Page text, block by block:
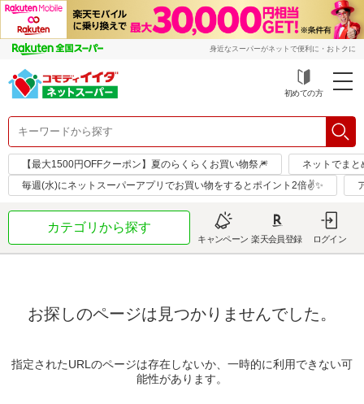
身近なスーパーがネットで便利に・おトクに
初めての方
【最大1500円OFFクーポン】夏のらくらくお買い物祭🎆
ネットでまと
毎週(水)にネットスーパーアプリでお買い物をするとポイント2倍✌✨
カテゴリから探す
キャンペーン 楽天会員登録 ログイン
お探しのページは見つかりませんでした。
指定されたURLのページは存在しないか、一時的に利用できない可
能性があります。